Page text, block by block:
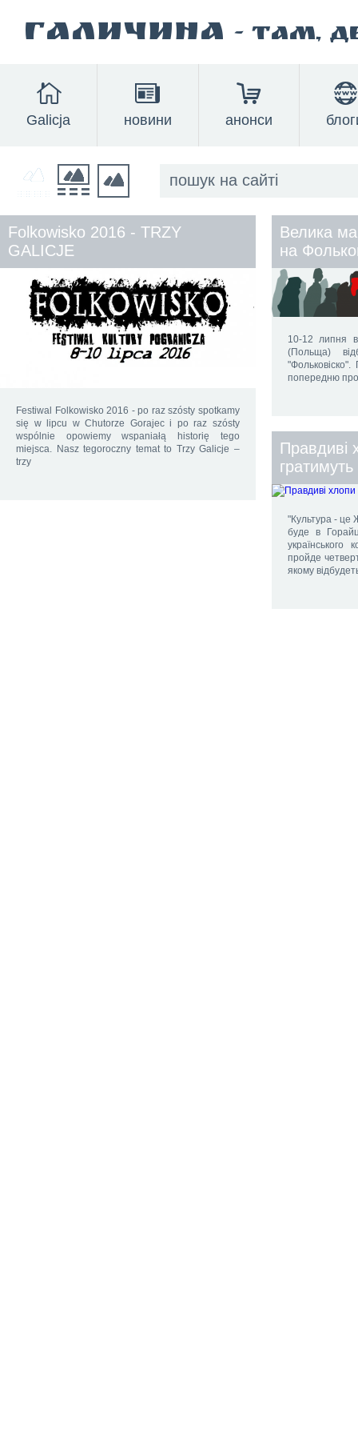
Галичина - там,
Galicja новини анонси
Folkowisko 2016 - TRZY
GALICJE
Festiwal Folkowisko 2016 - po raz szósty spotkamy
się w lipcu w Chutorze Gorajec i po raz szósty
wspólnie opowiemy wspaniałą historię tego
miejsca. Nasz tegoroczny temat to Trzy Galicje –
trzy
Велика
на
10-12 липня в
(Польща)
попередню
Правдиві
"Культура - це
буде в
пройде
якому